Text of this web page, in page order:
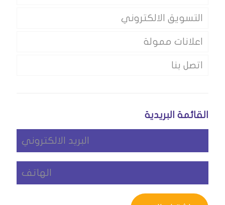
التسويق الالكتروني
اعلانات ممولة
اتصل بنا
القائمة البريدية